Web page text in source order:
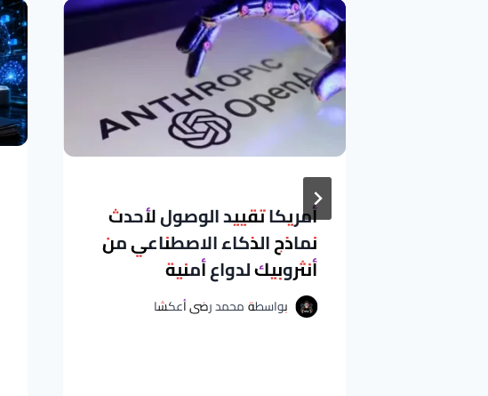
أمريكا تقييد الوصول لأحدث
نماذج الذكاء الاصطناعي من
أنثروبيك لدواع أمنية
بواسطةمحمد رضى أعكشا